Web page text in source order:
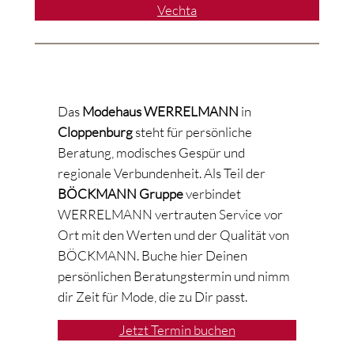
Vechta
DasModehaus WERRELMANN in
Cloppenburgsteht für persönliche
Beratung, modisches Gespür und
regionale Verbundenheit. Als Teil der
BÖCKMANN Gruppeverbindet
WERRELMANN vertrauten Service vor
Ort mit den Werten und der Qualität von
BÖCKMANN. Buche hier Deinen
persönlichen Beratungstermin und nimm
dir Zeit für Mode, die zu Dir passt.
Jetzt Termin buchen